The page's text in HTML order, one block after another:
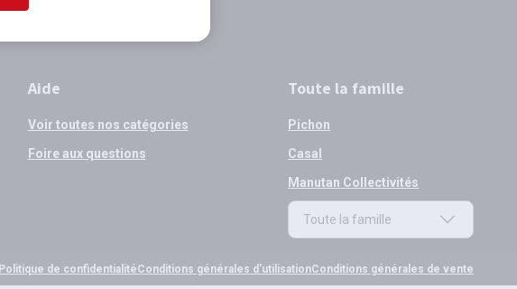
Aide
Voir toutes nos catégories
Foire aux questions
Toute la famille
Pichon
Casal
Manutan Collectivités
Toute la famille
Politique de confidentialitéConditions générales d'utilisationConditions générales de vente